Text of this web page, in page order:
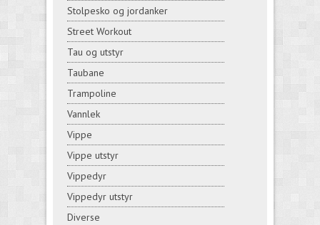
Stolpesko og jordanker
Street Workout
Tau og utstyr
Taubane
Trampoline
Vannlek
Vippe
Vippe utstyr
Vippedyr
Vippedyr utstyr
Diverse